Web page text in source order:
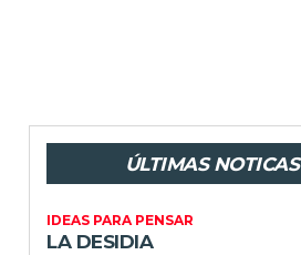
ÚLTIMAS NOTICAS
IDEAS PARA PENSAR
LA DESIDIA